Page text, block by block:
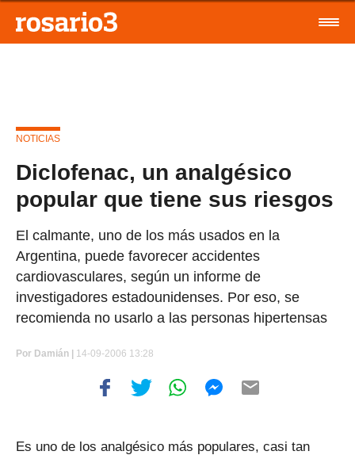
NOTICIAS
Diclofenac, un analgésico
popular que tiene sus riesgos
El calmante, uno de los más usados en la
Argentina, puede favorecer accidentes
cardiovasculares, según un informe de
investigadores estadounidenses. Por eso, se
recomienda no usarlo a las personas hipertensas
Por Damián | 14-09-2006 13:28
Es uno de los analgésico más populares, casi tan